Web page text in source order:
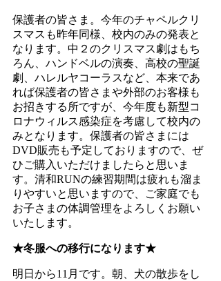
保護者の皆さま。今年のチャペルクリ
スマスも昨年同様、校内のみの発表と
なります。中２のクリスマス劇はもち
ろん、ハンドベルの演奏、高校の聖誕
劇、ハレルヤコーラスなど、本来であ
れば保護者の皆さまや外部のお客様も
お招きする所ですが、今年度も新型コ
ロナウィルス感染症を考慮して校内の
みとなります。保護者の皆さまには
DVD販売も予定しておりますので、ぜ
ひご購入いただけましたらと思いま
す。清和RUNの練習期間は疲れも溜ま
りやすいと思いますので、ご家庭でも
お子さまの体調管理をよろしくお願い
いたします。
★冬服への移行になります★
明日から11月です。朝、犬の散歩をし